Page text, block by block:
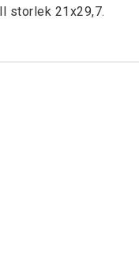
storlek 21x29,7.